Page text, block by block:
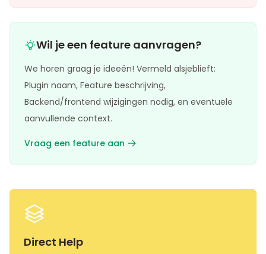
Wil je een feature aanvragen?
We horen graag je ideeën! Vermeld alsjeblieft:
Plugin naam, Feature beschrijving,
Backend/frontend wijzigingen nodig, en eventuele
aanvullende context.
Vraag een feature aan
Direct Help